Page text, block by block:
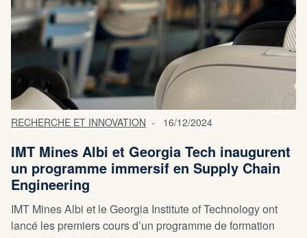
RECHERCHE ET INNOVATION 16/12/2024
IMT Mines Albi et Georgia Tech inaugurent
un programme immersif en Supply Chain
Engineering
IMT Mines Albi et le Georgia Institute of Technology ont
lancé les premiers cours d’un programme de formation